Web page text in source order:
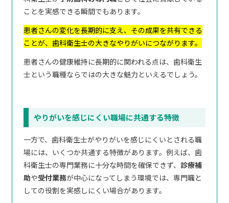
ことを実感できる瞬間でもあります。
患者さんの変化を長期的に支え、その成果を共有できる
ことが、歯科衛生士の大きなやりがいにつながります。
患者さんの健康維持に長期的に関われる点は、歯科衛生
士という職種ならではの大きな魅力といえるでしょう。
やりがいを感じにくい職場に共通する特徴
一方で、歯科衛生士がやりがいを感じにくいとされる職
場には、いくつか共通する特徴があります。例えば、歯
科衛生士の専門業務に十分な時間を確保できず、診療補
助や受付業務が中心になってしまう環境では、専門職と
しての役割を実感しにくい場合があります。